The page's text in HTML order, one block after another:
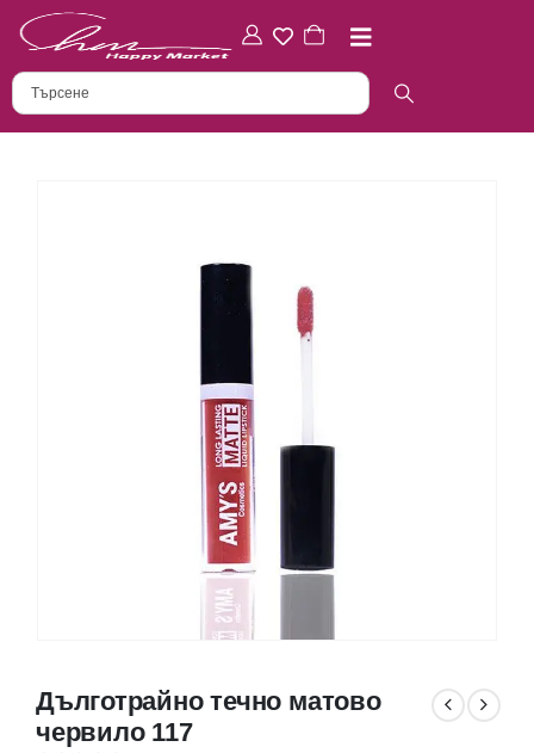
Дълготрайно течно матово
червило 117